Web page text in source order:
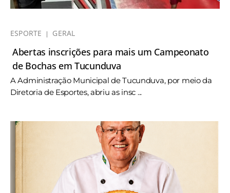
ESPORTE GERAL
Abertas inscrições para mais um Campeonato
de Bochas em Tucunduva
A Administração Municipal de Tucunduva, por meio da
Diretoria de Esportes, abriu as insc ...